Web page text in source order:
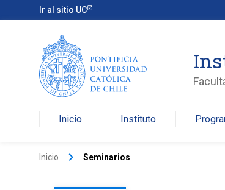
Ir al sitio UC
Inicio Instituto
Inicio keyboard_arrow_right Seminarios